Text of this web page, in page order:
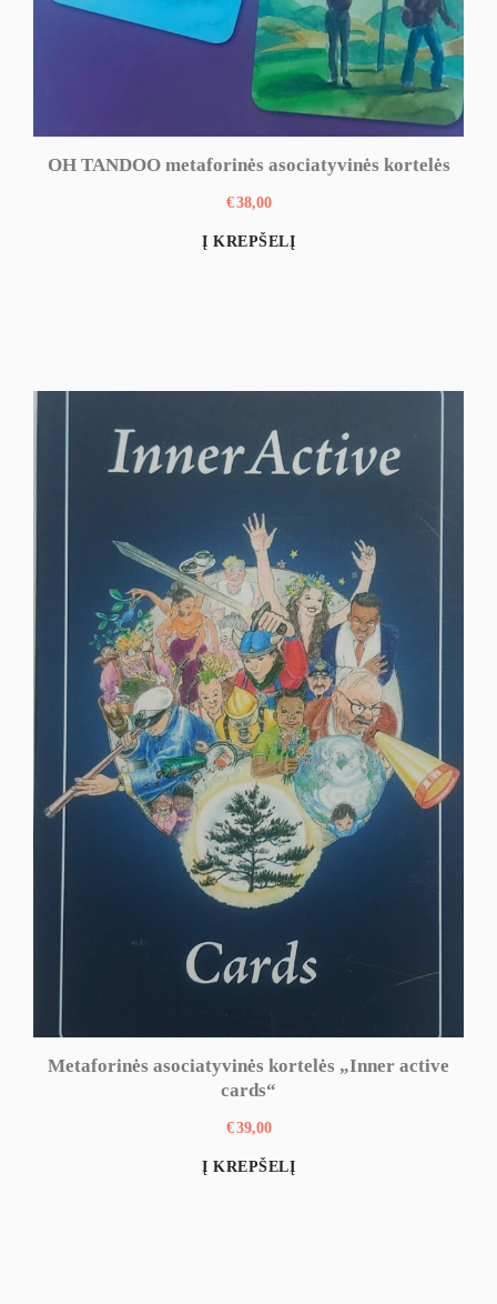
OH TANDOO metaforinės asociatyvinės kortelės
€38,00
Į KREPŠELĮ
Metaforinės asociatyvinės kortelės „Inner active
cards“
€39,00
Į KREPŠELĮ